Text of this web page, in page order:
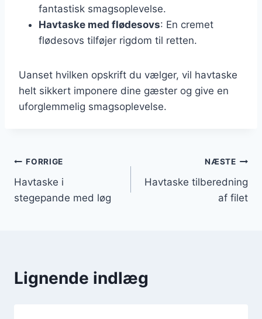
fantastisk smagsoplevelse.
Havtaske med flødesovs: En cremet
flødesovs tilføjer rigdom til retten.
Uanset hvilken opskrift du vælger, vil havtaske
helt sikkert imponere dine gæster og give en
uforglemmelig smagsoplevelse.
Indlægsnavigation
FORRIGE
Havtaske i
stegepande med løg
NÆSTE
Havtaske tilberedning
af filet
Lignende indlæg